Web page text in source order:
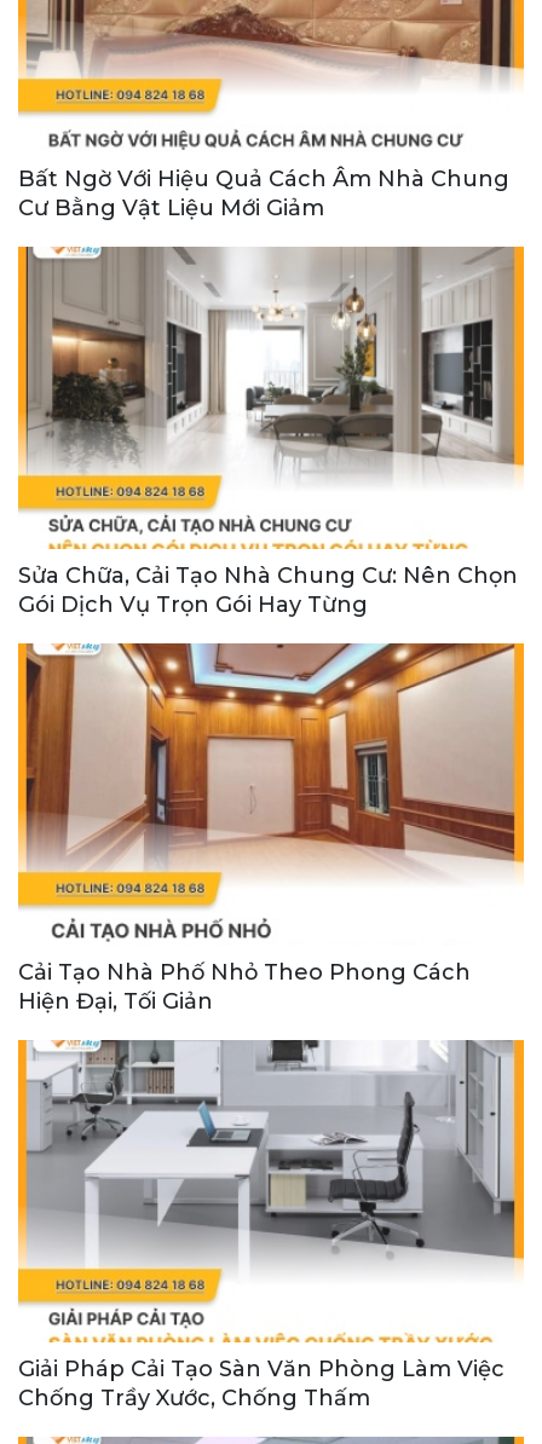
Bất Ngờ Với Hiệu Quả Cách Âm Nhà Chung
Cư Bằng Vật Liệu Mới Giảm
Sửa Chữa, Cải Tạo Nhà Chung Cư: Nên Chọn
Gói Dịch Vụ Trọn Gói Hay Từng
Cải Tạo Nhà Phố Nhỏ Theo Phong Cách
Hiện Đại, Tối Giản
Giải Pháp Cải Tạo Sàn Văn Phòng Làm Việc
Chống Trầy Xước, Chống Thấm